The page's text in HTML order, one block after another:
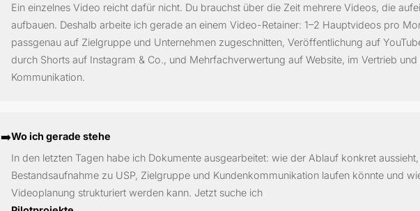
Ein einzelnes Video reicht dafür nicht. Du brauchst über die Zeit mehrere Videos, die
aufbauen. Deshalb arbeite ich gerade an einem Video-Retainer: 1–2 Hauptvideos pro
passgenau auf Zielgruppe und Unternehmen zugeschnitten, Veröffentlichung auf
durch Shorts auf Instagram & Co., und Mehrfachverwertung auf Website, im Vertrieb und
Kommunikation.
➡️Wo ich gerade stehe
In den letzten Tagen habe ich Dokumente ausgearbeitet: wie der Ablauf konkret
Bestandsaufnahme zu USP, Zielgruppe und Kundenkommunikation laufen könnte und
Videoplanung strukturiert werden kann. Jetzt suche ich